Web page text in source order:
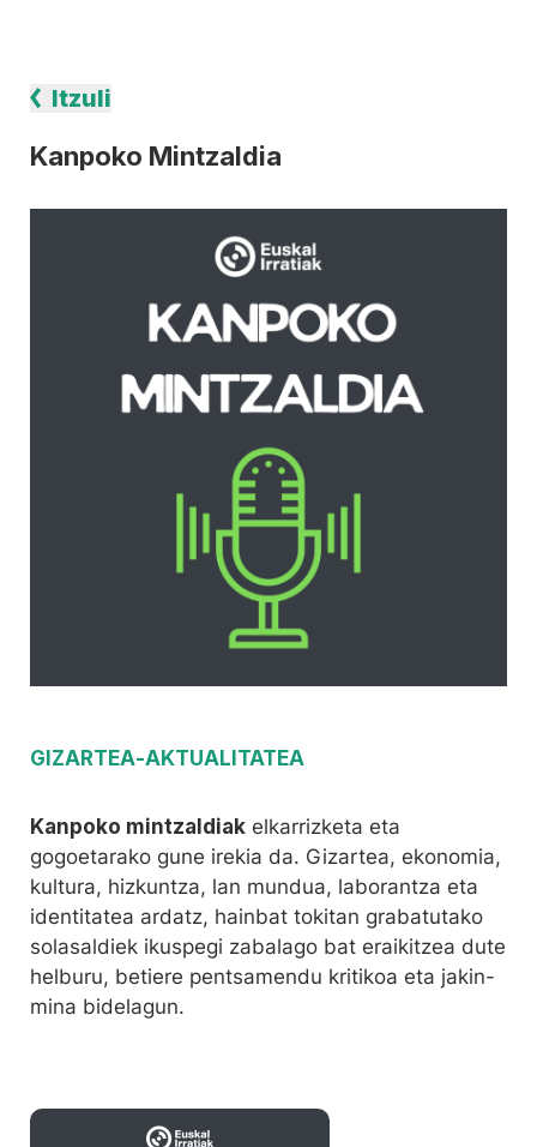
Itzuli
Kanpoko Mintzaldia
GIZARTEA-AKTUALITATEA
Kanpoko mintzaldiak elkarrizketa eta
gogoetarako gune irekia da. Gizartea, ekonomia,
kultura, hizkuntza, lan mundua, laborantza eta
identitatea ardatz, hainbat tokitan grabatutako
solasaldiek ikuspegi zabalago bat eraikitzea dute
helburu, betiere pentsamendu kritikoa eta jakin-
mina bidelagun.